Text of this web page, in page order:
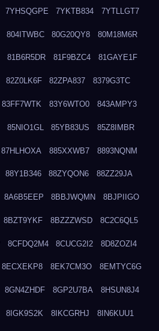
7YHSQGPE 7YKTB834 7YTLLGT7
804ITWBC 80G20QY8 80M18M6R
81B6R5DR 81F9BZC4 81GAYE1F
82Z0LK6F 82ZPA837 8379G3TC
83FF7WTK 83Y6WTO0 843AMPY3
85NIO1GL 85YB83US 85Z8IMBR
87HLHOXA 885XXWB7 8893NQNM
88Y1B346 88ZYQON6 88ZZ29JA
8A6B5EEP 8BBJWQMN 8BJPIIGO
8BZT9YKF 8BZZZWSD 8C2C6QL5
8CFDQ2M4 8CUCG2I2 8D8ZOZI4
8ECXEKP8 8EK7CM3O 8EMTYC6G
8GN4ZHDF 8GP2U7BA 8HSUN8J4
8IGK9S2K 8IKCGRHJ 8IN6KUU1